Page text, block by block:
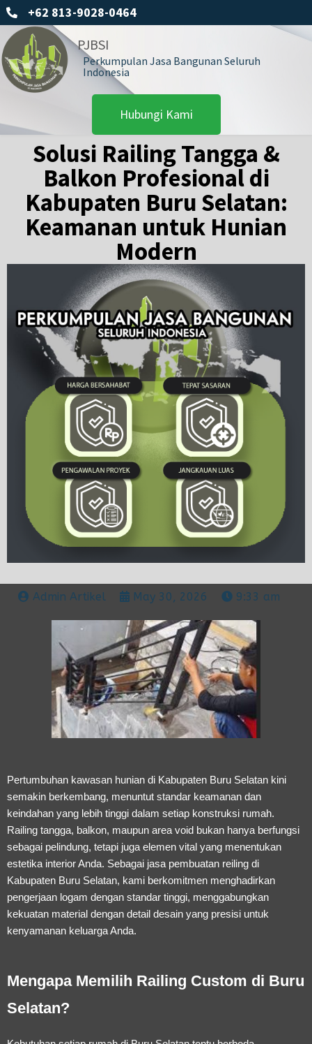
+62 813-9028-0464
PJBSI
Perkumpulan Jasa Bangunan Seluruh
Indonesia
Hubungi Kami
Solusi Railing Tangga &
Balkon Profesional di
Kabupaten Buru Selatan:
Keamanan untuk Hunian
Modern
Admin Artikel May 30, 2026 9:33 am
Pertumbuhan kawasan hunian di Kabupaten Buru Selatan kini
semakin berkembang, menuntut standar keamanan dan
keindahan yang lebih tinggi dalam setiap konstruksi rumah.
Railing tangga, balkon, maupun area void bukan hanya berfungsi
sebagai pelindung, tetapi juga elemen vital yang menentukan
estetika interior Anda. Sebagai jasa pembuatan reiling di
Kabupaten Buru Selatan, kami berkomitmen menghadirkan
pengerjaan logam dengan standar tinggi, menggabungkan
kekuatan material dengan detail desain yang presisi untuk
kenyamanan keluarga Anda.
Mengapa Memilih Railing Custom di Buru
Selatan?